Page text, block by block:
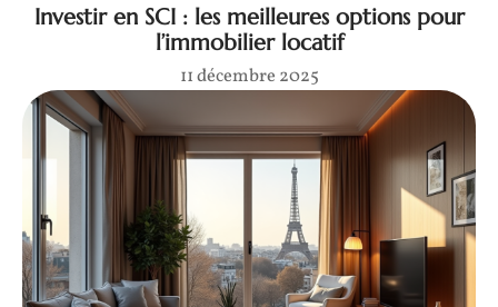
Investir en SCI : les meilleures options pour
l’immobilier locatif
11 décembre 2025